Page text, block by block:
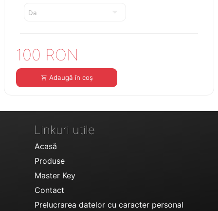
100 RON
Adaugă în coș
Linkuri utile
Acasă
Produse
Master Key
Contact
Prelucrarea datelor cu caracter personal